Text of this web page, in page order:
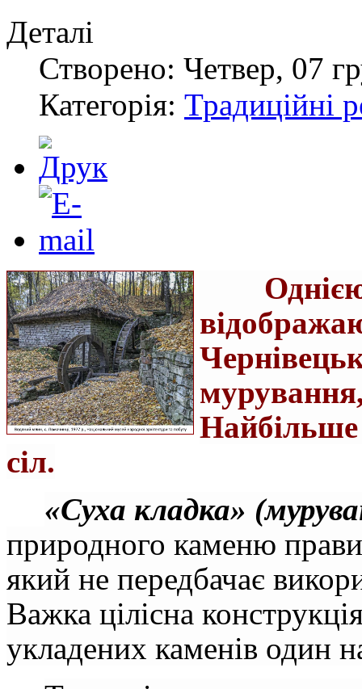
Деталі
Створено: Четвер, 07
Категорія: Традиційні
Найбільше
сіл.
«Суха кладка»
природного каменю
який не передбачає
Важка цілісна
укладених каменів один